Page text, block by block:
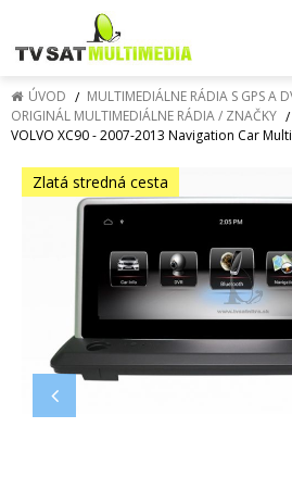
ÚVOD
MULTIMEDIÁLNE RÁDIA S GPS A
ORIGINÁL MULTIMEDIÁLNE RÁDIA / ZNAČKY
VOLVO XC90 - 2007-2013 Navigation Car
Zlatá stredná cesta